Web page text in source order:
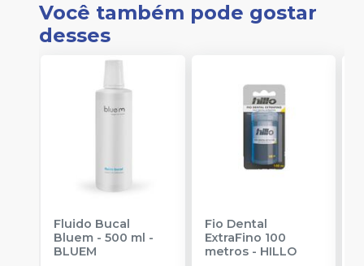
Você também pode gostar
desses
Fluido Bucal
Bluem - 500 ml -
BLUEM
Fio Dental
ExtraFino 100
metros- HILLO